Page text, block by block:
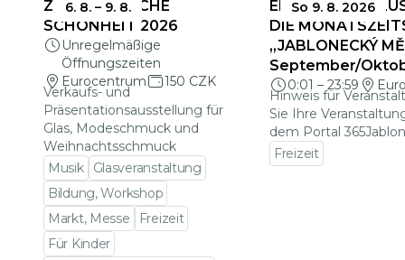
6. 8. – 9. 8.
ZERBRECHLICHE
SCHÖNHEIT 2026
Unregelmäßige
Öffnungszeiten
Eurocentrum
150 CZK
Verkaufs- und
Präsentationsausstellung für
Glas, Modeschmuck und
Weihnachtsschmuck
Musik
Glasveranstaltung
Bildung, Workshop
Markt, Messe
Freizeit
Für Kinder
So 9. 8. 2026
DIE
„JABLONECKÝ
September/
0:01 – 23:59
Hinweis für
Sie Ihre
dem Portal
Freizeit